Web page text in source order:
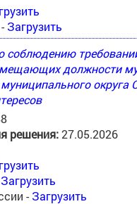
Загрузить
соблюдению
должности
округа
решения:27.05.2026
Загрузить
- Загрузить